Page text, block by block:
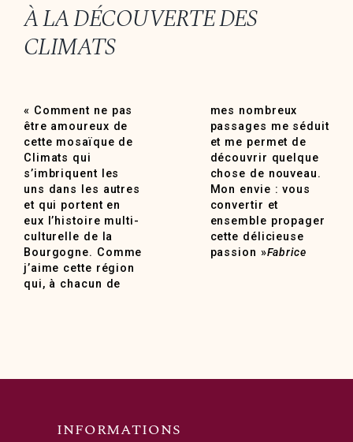
À LA DÉCOUVERTE DES
CLIMATS
« Comment ne pas
être amoureux de
cette mosaïque de
Climats qui
s’imbriquent les
uns dans les autres
et qui portent en
eux l’histoire multi-
culturelle de la
Bourgogne. Comme
j’aime cette région
qui, à chacun de
mes nombreux
passages me séduit
et me permet de
découvrir quelque
chose de nouveau.
Mon envie : vous
convertir et
ensemble propager
cette délicieuse
passion »Fabrice
INFORMATIONS